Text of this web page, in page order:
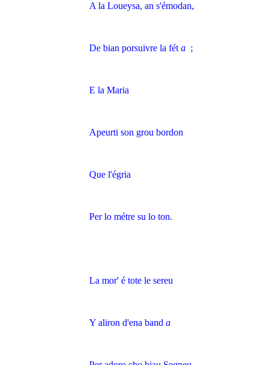
A la Loueysa, an s'émodan,
De bian porsuivre la fét a ;
E la Maria
Apeurti son grou bordon
Que l'égria
Per lo métre su lo ton.
La mor' é tote le sereu
Y aliron d'ena band a